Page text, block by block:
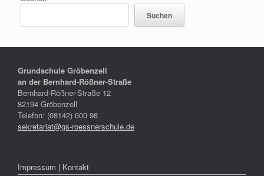
Suchen
Grundschule Gröbenzell
an der Bernhard-Rößner-Straße
Bernhard-Rößner-Straße 12
82194 Gröbenzell
Telefon: (08142) 600 98
sekretariat@gs-roessnerschule.de
Impressum | Kontakt